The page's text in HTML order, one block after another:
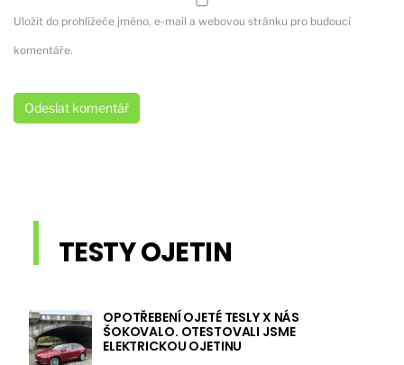
Uložit do prohlížeče jméno, e-mail a webovou stránku pro budoucí
komentáře.
TESTY OJETIN
OPOTŘEBENÍ OJETÉ TESLY X NÁS
ŠOKOVALO. OTESTOVALI JSME
ELEKTRICKOU OJETINU